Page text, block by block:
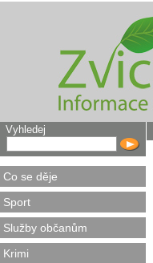
Vyhledej
Co se děje
Sport
Služby občanům
Krimi